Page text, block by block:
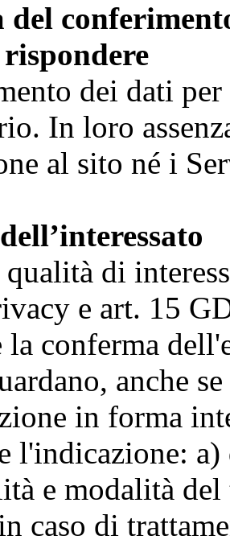
dei dati
In loro
al sito né i
qualità di
e art. 15
la conferma
anche
in forma
l'indicazione:
e modalità
caso di